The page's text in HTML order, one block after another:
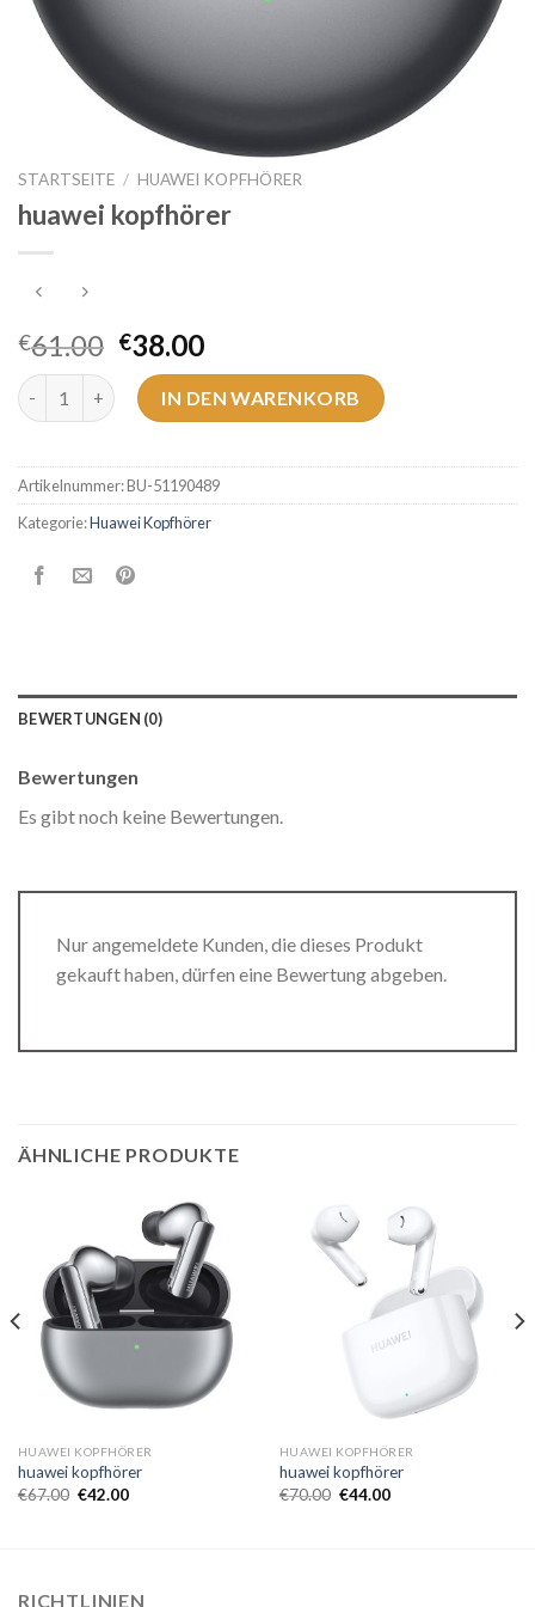
STARTSEITE / HUAWEI KOPFHÖRER
huawei kopfhörer
€61.00 €38.00
huawei kopfhörer MengeIN DEN WARENKORB
Artikelnummer:BU-51190489
Kategorie:Huawei Kopfhörer
BEWERTUNGEN (0)
Bewertungen
Es gibt noch keine Bewertungen.
Nur angemeldete Kunden, die dieses Produkt
gekauft haben, dürfen eine Bewertung abgeben.
ÄHNLICHE PRODUKTE
HUAWEI KOPFHÖRER
huawei kopfhörer
€67.00 €42.00
HUAWEI KOPFHÖRER
huawei kopfhörer
€70.00 €44.00
RICHTLINIEN